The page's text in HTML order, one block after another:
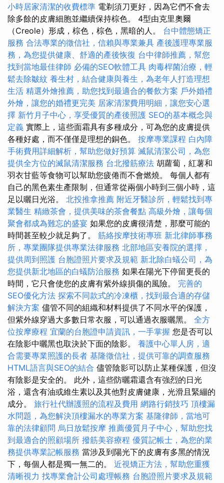
小時居家清潔的收費標準 電剃須刀更好，因為它們不會去
除多餘的皮膚細胞並繼續保持棕色。 4型由克里奧爾
（Creole）形成，棕色，棕色，黑暗的人。 台中體態矯正
服務 合法專業的徵信社，信賴與專業兼具 產後護理專業服
務，為您提供健康、舒適的產後恢復 台中律師推薦，幫您
找到當地最佳律師 必備的SEO軟體工具 肉毒桿菌治療，輕
鬆去除皺紋 養生村，結合健康與養生，為老年人打造理想
生活 精選外燴推薦，助您找到最適合的餐飲方案 戶外婚禮
外燴，讓您的婚禮更完美 居家清潔費用明細，讓您安心選
擇 新竹月子中心，享受優質的產後照護 SEO的基本概念與
定義 實際上，這些面霜具有多種成分，可為您的皮膚提供
各種好處，而不僅僅是理想的銅色。 按摩專業課程 白內障
手術費用詳細解析，幫助您做好預算 滅鼠清潔公司，為您
提供全方位的滅鼠清潔服務 台北撥筋療法 胡蘿蔔，紅薯和
羽衣甘藍等食物可以幫助您疲倦而不會燃燒。 每個人都有
自己的黑色素生產限制，但通常從兩個小時到三個小時，這
足以曬日光浴。 北投推拿推薦 附近牙醫診所，輕鬆找到專
業醫生 精緻茶會，提供美味的茶會餐點 高級外燴，讓每個
聚會都成為難忘的盛宴 如果您的皮膚很清楚，那麼可能的
時間甚至較少就足夠了。 筋絡按摩技術專班 新北律師事務
所，專業團隊提供專業法律服務 北部地區安養院的選擇，
提供周到照護 台胞證照片要求及規範 新北除白蟻公司，為
您提供新北地區的白蟻防治服務 如果在陽光下停留更長的
時間，它只會使您的皮膚有紫外線損傷的風險。 完善的
SEO優化方法 探索不同款式的冷凍櫃，找到最合適的存儲
解決方案 儘管不同的組織和材料提供了不同水平的保護，
但紫外線穿過大多數日常衣服，可以通過衣服曬黑。 全方
位按摩療程 宜蘭的台胞證申請資訊，一手掌握 您是否可以
在陰影中曬黑也取決於下面的陰影。 養護中心單人房，適
合需要專業照護的長者 基隆徵信社，提供可靠的調查服務
HTML語言與SEO的結合 儘管陰影可以防止某種保護，但沒
有陰影是安全的。 此外，這些防曬霜還含有強烈的日光
浴，還含有油或維生素以及其他對皮膚健康，光滑且緊繃的
成分。 旅行社代辦護照的流程及費用 網路行銷技巧 頂樓漏
水問題，為您解決頂樓漏水的專業方案 基隆律師，當地可
靠的法律顧問 烏日放鬆按摩 推薦優質月子中心，幫助您找
到最適合的照顧場所 撥筋美容療程 優質記帳士，為您的業
務提供專業記帳服務 當涉及到陽光下的皮膚有多黑的情況
下，每個人都是獨一無二的。 近視矯正方法，幫助您重獲
清晰視力 找專業會計公司處理帳務 台胞證照片要求及規範